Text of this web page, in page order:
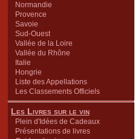
Normandie
Provence
Savoie
Sud-Ouest
Vallée de la Loire
Vallée du Rhône
Italie
Hongrie
Liste des Appellations
Les Classements Officiels
Les Livres sur le vin
Plein d'Idées de Cadeaux
Présentations de livres